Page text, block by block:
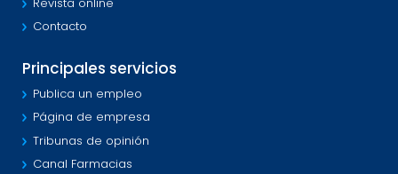
Revista online
Contacto
Principales servicios
Publica un empleo
Página de empresa
Tribunas de opinión
Canal Farmacias